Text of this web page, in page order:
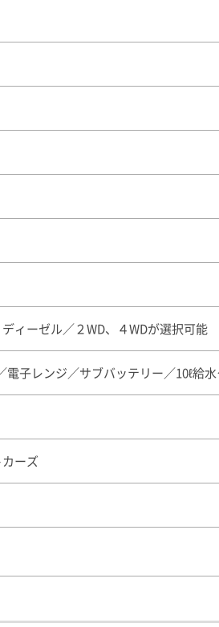
ィーゼル／２WD、４WDが選択可能
電子レンジ／サブバッテリー／10ℓ給
ーズ